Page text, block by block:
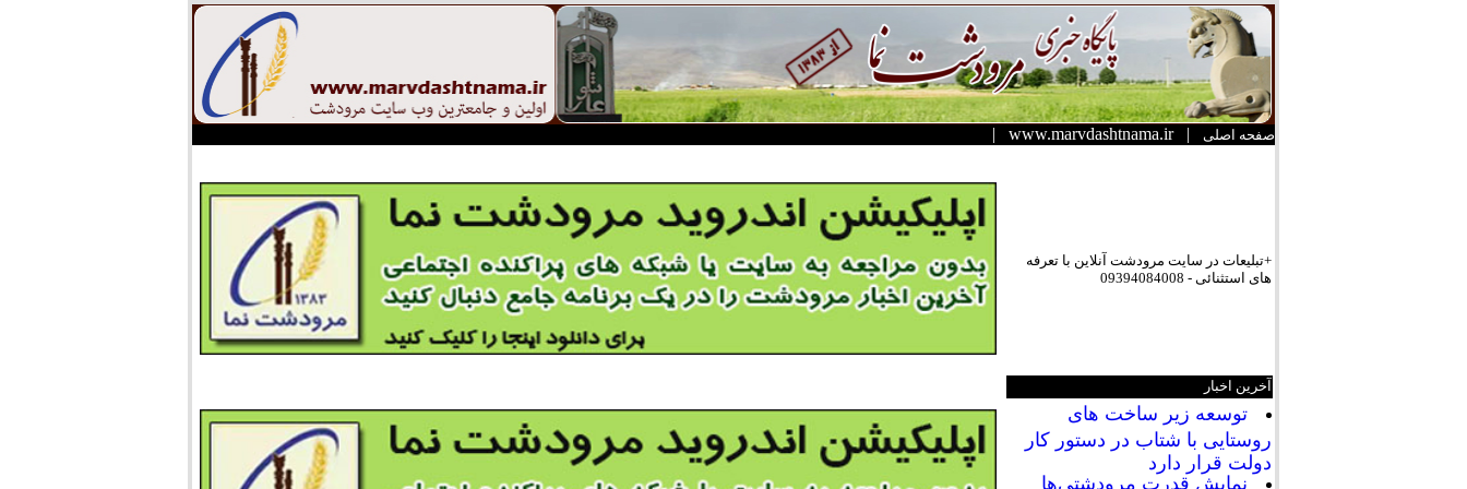
صفحه اصلی |
www.marvdashtnama.ir
|
+تبلیعات در سایت مرودشت آنلاین با تعرفه
های استثنائی - 09394084008
آخرین اخبار
توسعه زیر ساخت های
روستایی با شتاب در دستور کار
دولت قرار دارد
نمایش قدرت مرودشتی‌ها